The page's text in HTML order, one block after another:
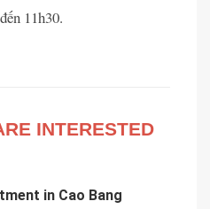
11h30.
INTERESTED
in Cao Bang